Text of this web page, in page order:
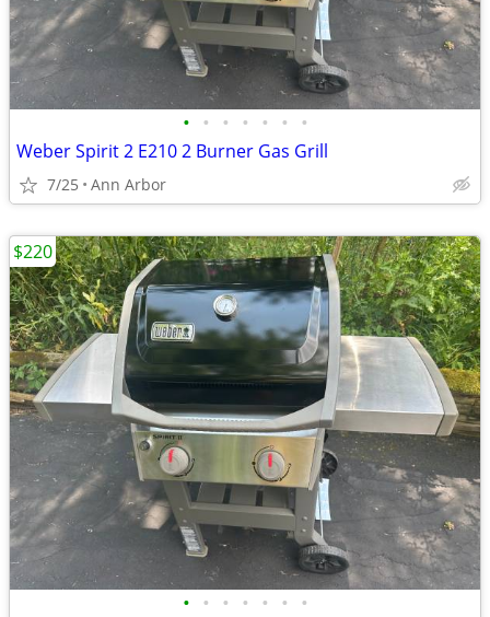
• • • • • • •
Weber Spirit 2 E210 2 Burner Gas Grill
7/25 Ann Arbor
• • • • • • •
$220